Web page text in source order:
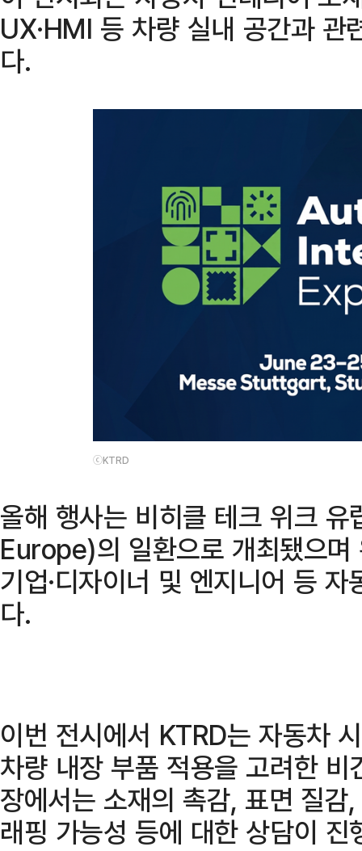
UX·HMI 등 차량 실내 공간과 관
다.
ⓒKTRD
올해 행사는 비히클 테크 위크
Europe)의 일환으로 개최됐으며
기업·디자이너 및 엔지니어 등
다.
이번 전시에서 KTRD는 자동차
차량 내장 부품 적용을 고려한
장에서는 소재의 촉감, 표면 질
래핑 가능성 등에 대한 상담이 진